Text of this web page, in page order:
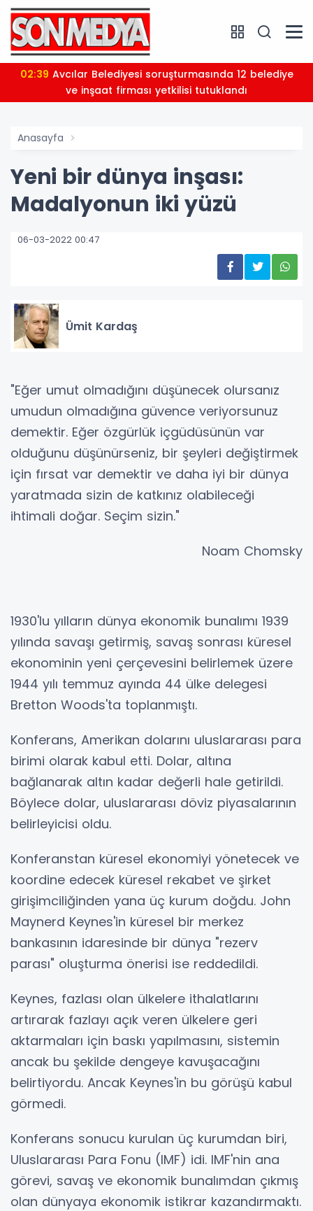
02:39
ve inşaat firması yetkilisi tutuklandı
Anasayfa
Yeni bir dünya inşası:
Madalyonun iki yüzü
06-03-2022 00:47
Ümit Kardaş
"Eğer umut olmadığını düşünecek olursanız
umudun olmadığına güvence veriyorsunuz
demektir. Eğer özgürlük içgüdüsünün var
olduğunu düşünürseniz, bir şeyleri değiştirmek
için fırsat var demektir ve daha iyi bir dünya
yaratmada sizin de katkınız olabileceği
ihtimali doğar. Seçim sizin."
Noam Chomsky
1930'lu yılların dünya ekonomik bunalımı 1939
yılında savaşı getirmiş, savaş sonrası küresel
ekonominin yeni çerçevesini belirlemek üzere
1944 yılı temmuz ayında 44 ülke delegesi
Bretton Woods'ta toplanmıştı.
Konferans, Amerikan dolarını uluslararası para
birimi olarak kabul etti. Dolar, altına
bağlanarak altın kadar değerli hale getirildi.
Böylece dolar, uluslararası döviz piyasalarının
belirleyicisi oldu.
Konferanstan küresel ekonomiyi yönetecek ve
koordine edecek küresel rekabet ve şirket
girişimciliğinden yana üç kurum doğdu. John
Maynerd Keynes'in küresel bir merkez
bankasının idaresinde bir dünya "rezerv
parası" oluşturma önerisi ise reddedildi.
Keynes, fazlası olan ülkelere ithalatlarını
artırarak fazlayı açık veren ülkelere geri
aktarmaları için baskı yapılmasını, sistemin
ancak bu şekilde dengeye kavuşacağını
belirtiyordu. Ancak Keynes'in bu görüşü kabul
görmedi.
Konferans sonucu kurulan üç kurumdan biri,
Uluslararası Para Fonu (IMF) idi. IMF'nin ana
görevi, savaş ve ekonomik bunalımdan çıkmış
olan dünyaya ekonomik istikrar kazandırmaktı.